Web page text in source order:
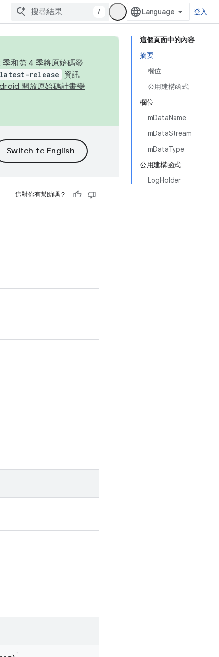
/ 登入
這個頁面中的內容
摘要
欄位
公用建構函式
欄位
mDataName
mDataStream
mDataType
公用建構函式
LogHolder
和第 4 季將原始碼發
release
資訊
開放原始碼計畫變
這對你有幫助嗎？